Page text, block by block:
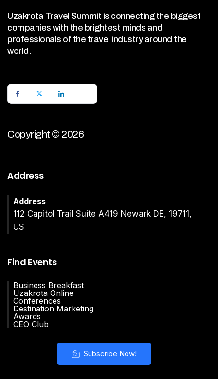
Uzakrota Travel Summit is connecting the biggest
companies with the brightest minds and
professionals of the travel industry around the
world.
Copyright © 2026
Address
Address
112 Capitol Trail Suite A419 Newark DE, 19711,
US
Find Events
Business Breakfast
Uzakrota Online
Conferences
Destination Marketing
Awards
CEO Club
Subscribe Now!